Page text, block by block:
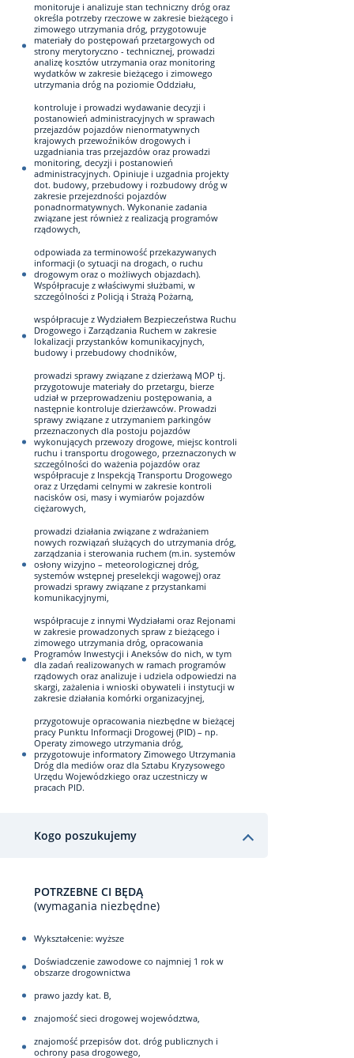
monitoruje i analizuje stan techniczny dróg oraz
określa potrzeby rzeczowe w zakresie bieżącego i
zimowego utrzymania dróg, przygotowuje
materiały do postępowań przetargowych od
strony merytoryczno - technicznej, prowadzi
analizę kosztów utrzymania oraz monitoring
wydatków w zakresie bieżącego i zimowego
utrzymania dróg na poziomie Oddziału,
kontroluje i prowadzi wydawanie decyzji i
postanowień administracyjnych w sprawach
przejazdów pojazdów nienormatywnych
krajowych przewoźników drogowych i
uzgadniania tras przejazdów oraz prowadzi
monitoring, decyzji i postanowień
administracyjnych. Opiniuje i uzgadnia projekty
dot. budowy, przebudowy i rozbudowy dróg w
zakresie przejezdności pojazdów
ponadnormatywnych. Wykonanie zadania
związane jest również z realizacją programów
rządowych,
odpowiada za terminowość przekazywanych
informacji (o sytuacji na drogach, o ruchu
drogowym oraz o możliwych objazdach).
Współpracuje z właściwymi służbami, w
szczególności z Policją i Strażą Pożarną,
współpracuje z Wydziałem Bezpieczeństwa Ruchu
Drogowego i Zarządzania Ruchem w zakresie
lokalizacji przystanków komunikacyjnych,
budowy i przebudowy chodników,
prowadzi sprawy związane z dzierżawą MOP tj.
przygotowuje materiały do przetargu, bierze
udział w przeprowadzeniu postępowania, a
następnie kontroluje dzierżawców. Prowadzi
sprawy związane z utrzymaniem parkingów
przeznaczonych dla postoju pojazdów
wykonujących przewozy drogowe, miejsc kontroli
ruchu i transportu drogowego, przeznaczonych w
szczególności do ważenia pojazdów oraz
współpracuje z Inspekcją Transportu Drogowego
oraz z Urzędami celnymi w zakresie kontroli
nacisków osi, masy i wymiarów pojazdów
ciężarowych,
prowadzi działania związane z wdrażaniem
nowych rozwiązań służących do utrzymania dróg,
zarządzania i sterowania ruchem (m.in. systemów
osłony wizyjno – meteorologicznej dróg,
systemów wstępnej preselekcji wagowej) oraz
prowadzi sprawy związane z przystankami
komunikacyjnymi,
współpracuje z innymi Wydziałami oraz Rejonami
w zakresie prowadzonych spraw z bieżącego i
zimowego utrzymania dróg, opracowania
Programów Inwestycji i Aneksów do nich, w tym
dla zadań realizowanych w ramach programów
rządowych oraz analizuje i udziela odpowiedzi na
skargi, zażalenia i wnioski obywateli i instytucji w
zakresie działania komórki organizacyjnej,
przygotowuje opracowania niezbędne w bieżącej
pracy Punktu Informacji Drogowej (PID) – np.
Operaty zimowego utrzymania dróg,
przygotowuje informatory Zimowego Utrzymania
Dróg dla mediów oraz dla Sztabu Kryzysowego
Urzędu Wojewódzkiego oraz uczestniczy w
pracach PID.
Kogo poszukujemy
POTRZEBNE CI BĘDĄ
(wymagania niezbędne)
Wykształcenie: wyższe
Doświadczenie zawodowe co najmniej 1 rok w
obszarze drogownictwa
prawo jazdy kat. B,
znajomość sieci drogowej województwa,
znajomość przepisów dot. dróg publicznych i
ochrony pasa drogowego,